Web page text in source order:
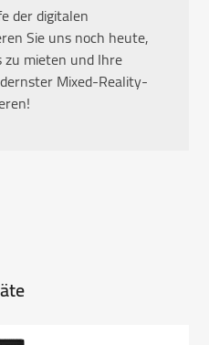
der digitalen
Sie uns noch heute,
mieten und Ihre
Mixed-Reality-